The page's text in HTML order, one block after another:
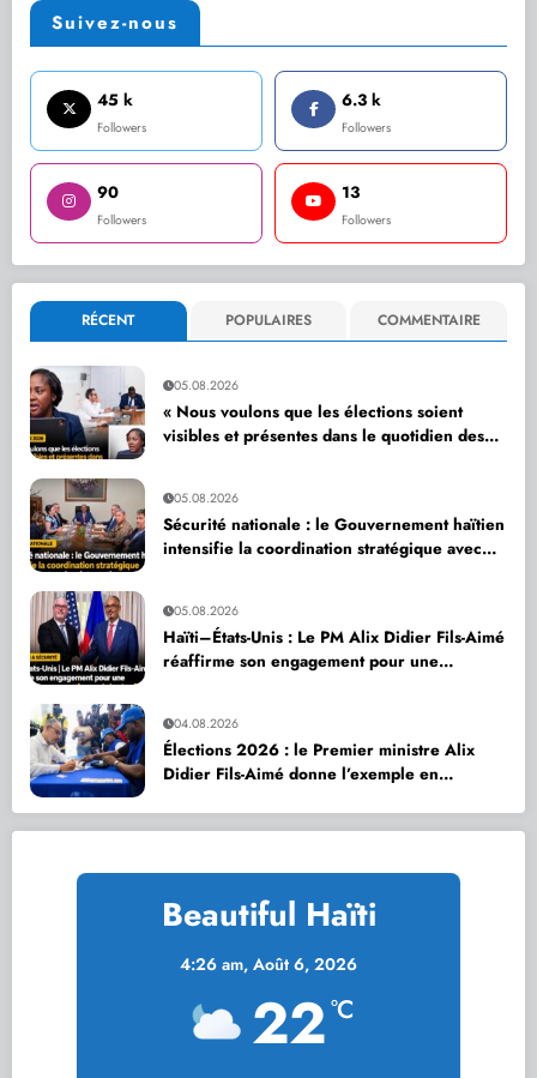
Suivez-nous
45 k
Followers
6.3 k
Followers
90
Followers
13
Followers
RÉCENT POPULAIRES COMMENTAIRE
05.08.2026
« Nous voulons que les élections soient
visibles et présentes dans le quotidien des
05.08.2026
Sécurité nationale : le Gouvernement haïtien
intensifie la coordination stratégique avec
05.08.2026
Haïti–États-Unis : Le PM Alix Didier Fils-Aimé
réaffirme son engagement pour une
04.08.2026
Élections 2026 : le Premier ministre Alix
Didier Fils-Aimé donne l’exemple en
Beautiful Haïti
4:26 am, Août 6, 2026
22°C